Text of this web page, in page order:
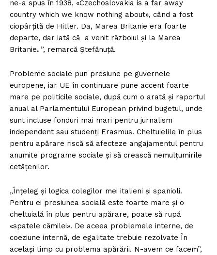
ne-a spus în 1938, «Czechoslovakia is a far away
country which we know nothing about», când a fost
ciopârțită de Hitler. Da, Marea Britanie era foarte
departe, dar iată că a venit războiul și la Marea
Britanie. ”, remarcă Ștefănuță.
Probleme sociale pun presiune pe guvernele
europene, iar UE în continuare pune accent foarte
mare pe politicile sociale, după cum o arată și raportul
anual al Parlamentului European privind bugetul, unde
sunt incluse fonduri mai mari pentru jurnalism
independent sau studenți Erasmus. Cheltuielile în plus
pentru apărare riscă să afecteze angajamentul pentru
anumite programe sociale și să crească nemulțumirile
cetățenilor.
„Înțeleg și logica colegilor mei italieni și spanioli.
Pentru ei presiunea socială este foarte mare și o
cheltuială în plus pentru apărare, poate să rupă
«spatele cămilei». De aceea problemele interne, de
coeziune internă, de egalitate trebuie rezolvate În
același timp cu problema apărării. N-avem ce facem”,